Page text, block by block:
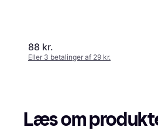
88 kr.
Eller 3 betalinger af 29 kr.
Læs om